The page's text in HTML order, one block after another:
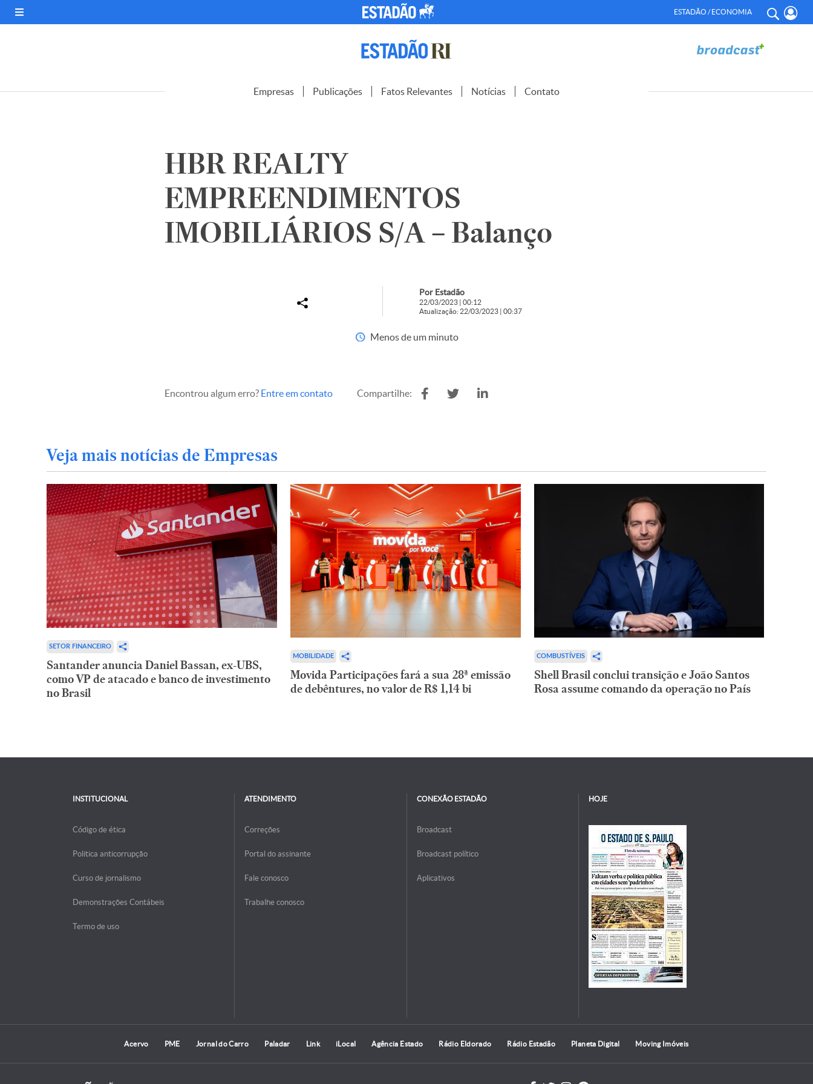
ESTADÃO / ECONOMIA
Empresas Publicações Fatos Relevantes Notícias Contato
HBR REALTY
EMPREENDIMENTOS
IMOBILIÁRIOS S/A – Balanço
Por Estadão
22/03/2023 | 00:12
Atualização: 22/03/2023 | 00:37
Menos de um minuto
Encontrou algum erro? Entre em contato Compartilhe:
Veja mais notícias de Empresas
SETOR FINANCEIRO
Santander anuncia Daniel Bassan, ex-UBS,
como VP de atacado e banco de investimento
no Brasil
MOBILIDADE
Movida Participações fará a sua 28ª emissão
de debêntures, no valor de R$ 1,14 bi
COMBUSTÍVEIS
Shell Brasil conclui transição e João Santos
Rosa assume comando da operação no País
INSTITUCIONAL
Código de ética
Politica anticorrupção
Curso de jornalismo
Demonstrações Contábeis
Termo de uso
ATENDIMENTO
Correções
Portal do assinante
Fale conosco
Trabalhe conosco
CONEXÃO ESTADÃO
Broadcast
Broadcast político
Aplicativos
HOJE
Acervo PME Jornal do Carro Paladar Link iLocal Agência Estado Rádio Eldorado Rádio Estadão Planeta Digital Moving Imóveis